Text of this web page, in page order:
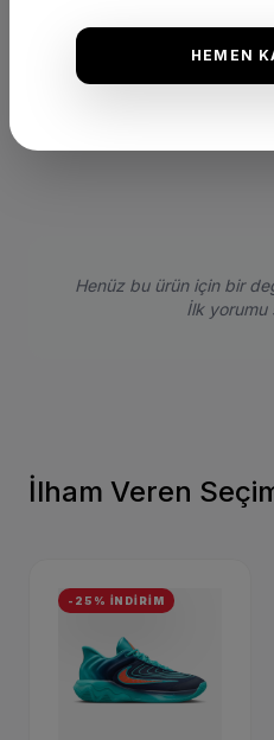
★★★
Henüz bu ürün için bir
İlk yorumu
İlham Veren
-25% İNDİRİM
HEMEN